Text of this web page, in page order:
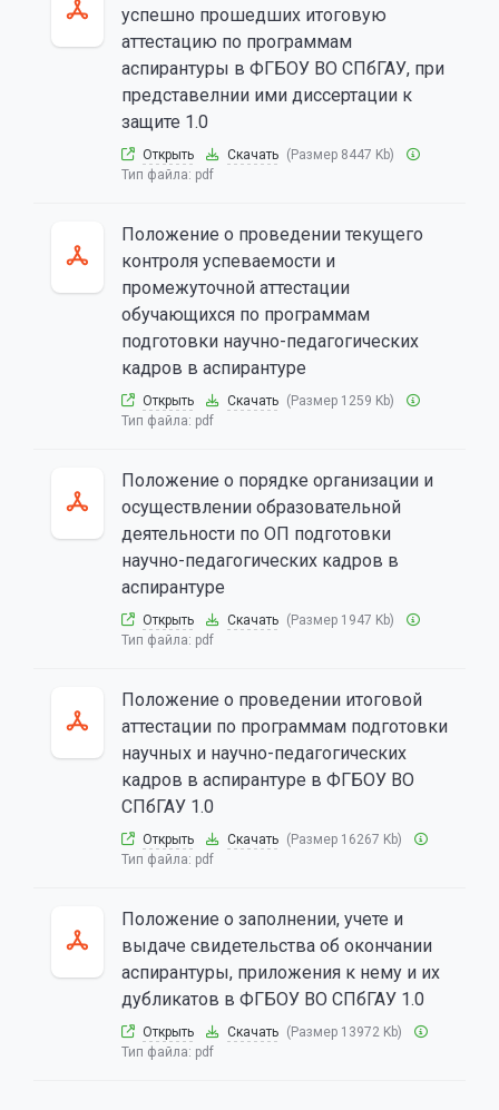
успешно прошедших итоговую
аттестацию по программам
аспирантуры в ФГБОУ ВО СПбГАУ, при
представелнии ими диссертации к
защите 1.0
Открыть Скачать (Размер 8447 Kb)
Тип файла: pdf
Положение о проведении текущего
контроля успеваемости и
промежуточной аттестации
обучающихся по программам
подготовки научно-педагогических
кадров в аспирантуре
Открыть Скачать (Размер 1259 Kb)
Тип файла: pdf
Положение о порядке организации и
осуществлении образовательной
деятельности по ОП подготовки
научно-педагогических кадров в
аспирантуре
Открыть Скачать (Размер 1947 Kb)
Тип файла: pdf
Положение о проведении итоговой
аттестации по программам подготовки
научных и научно-педагогических
кадров в аспирантуре в ФГБОУ ВО
СПбГАУ 1.0
Открыть Скачать (Размер 16267 Kb)
Тип файла: pdf
Положение о заполнении, учете и
выдаче свидетельства об окончании
аспирантуры, приложения к нему и их
дубликатов в ФГБОУ ВО СПбГАУ 1.0
Открыть Скачать (Размер 13972 Kb)
Тип файла: pdf